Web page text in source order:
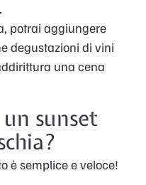
potrai aggiungere
degustazioni di vini
una cena
sunset
è semplice e veloce!